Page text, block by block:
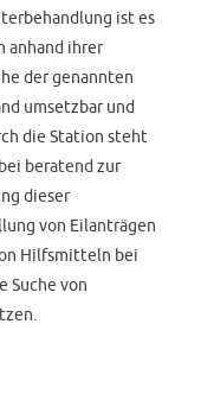
ist es
anhand ihrer
der genannten
umsetzbar und
die Station steht
beratend zur
dieser
von Eilanträgen
Hilfsmitteln bei
Suche von